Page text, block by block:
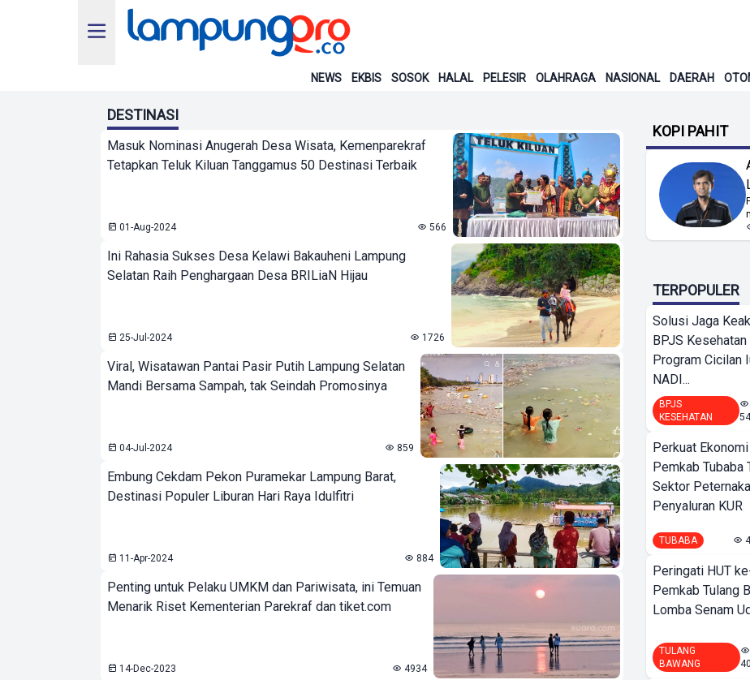
NEWS EKBIS SOSOK HALAL PELESIR OLAHRAGA NASIONAL DAERAH
DESTINASI
Masuk Nominasi Anugerah Desa Wisata, Kemenparekraf
Tetapkan Teluk Kiluan Tanggamus 50 Destinasi Terbaik
01-Aug-2024 566
Ini Rahasia Sukses Desa Kelawi Bakauheni Lampung
Selatan Raih Penghargaan Desa BRILiaN Hijau
25-Jul-2024 1726
Viral, Wisatawan Pantai Pasir Putih Lampung Selatan
Mandi Bersama Sampah, tak Seindah Promosinya
04-Jul-2024 859
Embung Cekdam Pekon Puramekar Lampung Barat,
Destinasi Populer Liburan Hari Raya Idulfitri
11-Apr-2024 884
Penting untuk Pelaku UMKM dan Pariwisata, ini Temuan
Menarik Riset Kementerian Parekraf dan tiket.com
14-Dec-2023 4934
KOPI PAHIT
TERPOPULER
Solusi Jaga
BPJS Kesehatan
Program Cicilan
NADI...
BPJS
KESEHATAN
Perkuat
Pemkab Tubaba
Sektor
Penyaluran KUR
TUBABA
Peringati HUT
Pemkab Tulang
Lomba Senam
TULANG
BAWANG